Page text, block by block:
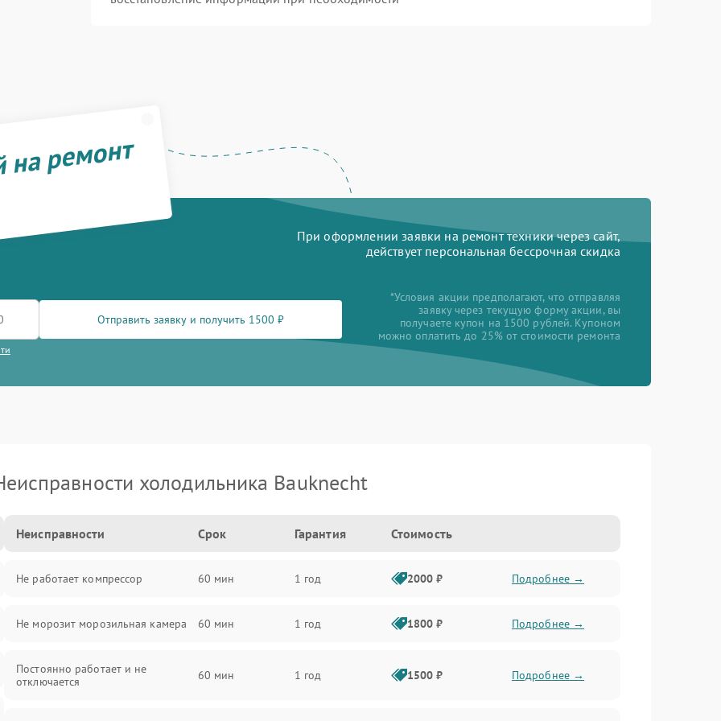
ремонт
При оформлении заявки на ремонт техники через сайт,
действует персональная бессрочная скидка
Отправить заявку и получить 1500 ₽
*Условия акции предполагают, что отправляя
заявку через текущую форму акции, вы
получаете купон на 1500 рублей. Купоном
можно оплатить до 25% от стоимости ремонта
холодильника Bauknecht
Неисправности Срок Гарантия Стоимость
Не работает компрессор 60 мин 1 год 2000 ₽ Подробнее →
Не морозит морозильная камера 60 мин 1 год 1800 ₽ Подробнее →
Постоянно работает и не
отключается
60 мин 1 год 1500 ₽ Подробнее →